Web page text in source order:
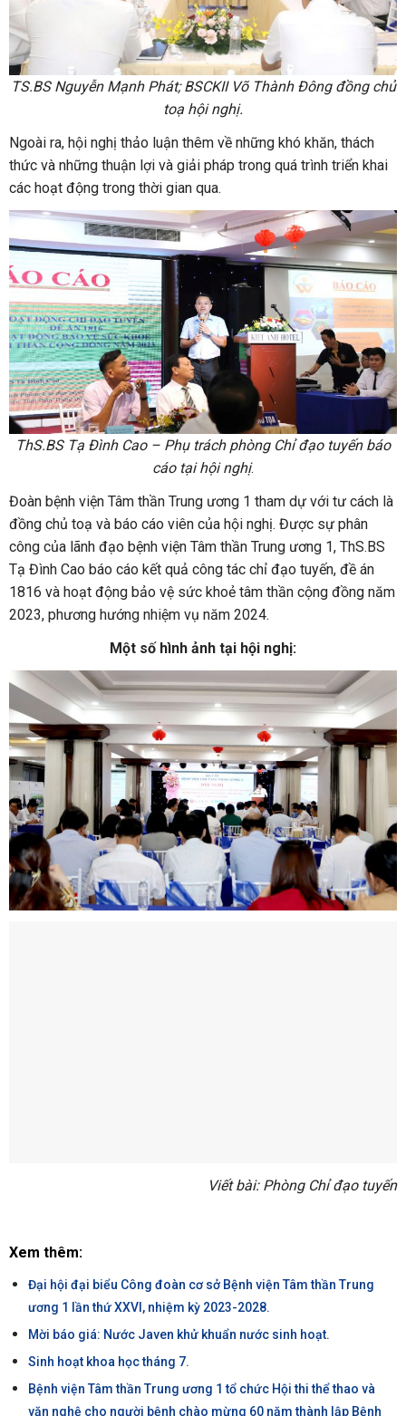
TS.BS Nguyễn Mạnh Phát; BSCKII Võ Thành Đông đồng chủ
toạ hội nghị.
Ngoài ra, hội nghị thảo luận thêm về những khó khăn, thách
thức và những thuận lợi và giải pháp trong quá trình triển khai
các hoạt động trong thời gian qua.
ThS.BS Tạ Đình Cao – Phụ trách phòng Chỉ đạo tuyến báo
cáo tại hội nghị.
Đoàn bệnh viện Tâm thần Trung ương 1 tham dự với tư cách là
đồng chủ toạ và báo cáo viên của hội nghị. Được sự phân
công của lãnh đạo bệnh viện Tâm thần Trung ương 1, ThS.BS
Tạ Đình Cao báo cáo kết quả công tác chỉ đạo tuyến, đề án
1816 và hoạt động bảo vệ sức khoẻ tâm thần cộng đồng năm
2023, phương hướng nhiệm vụ năm 2024.
Một số hình ảnh tại hội nghị:
Viết bài: Phòng Chỉ đạo tuyến
Xem thêm:
Đại hội đại biểu Công đoàn cơ sở Bệnh viện Tâm thần Trung
ương 1 lần thứ XXVI, nhiệm kỳ 2023-2028.
Mời báo giá: Nước Javen khử khuẩn nước sinh hoạt.
Sinh hoạt khoa học tháng 7.
Bệnh viện Tâm thần Trung ương 1 tổ chức Hội thi thể thao và
văn nghệ cho người bệnh chào mừng 60 năm thành lập Bệnh